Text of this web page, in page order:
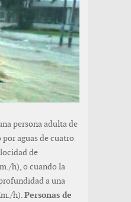
persona adulta de
aguas de cuatro
de
h), o cuando la
a una
h).Personas de